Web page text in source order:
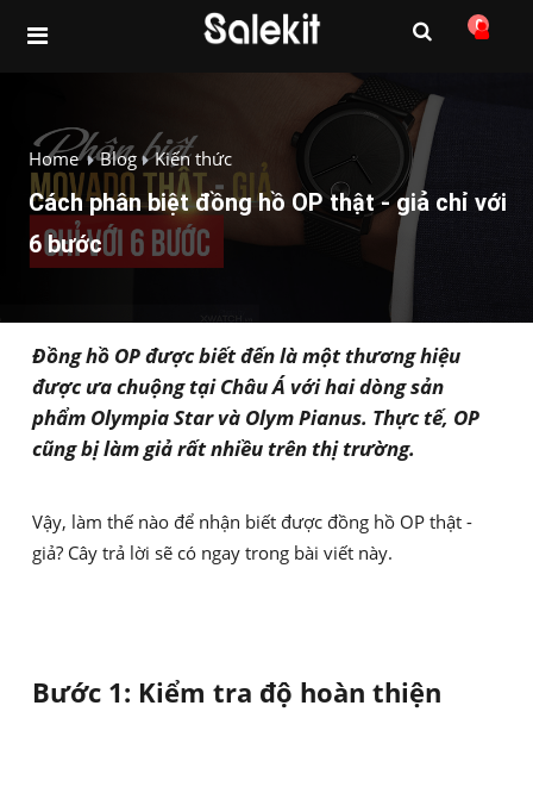
0
Home Blog Kiến thức
Cách phân biệt đồng hồ OP thật - giả chỉ với
6 bước
Đồng hồ OP được biết đến là một thương hiệu
được ưa chuộng tại Châu Á với hai dòng sản
phẩm Olympia Star và Olym Pianus. Thực tế, OP
cũng bị làm giả rất nhiều trên thị trường.
Vậy, làm thế nào để nhận biết được đồng hồ OP thật -
giả? Cây trả lời sẽ có ngay trong bài viết này.
Bước 1: Kiểm tra độ hoàn thiện